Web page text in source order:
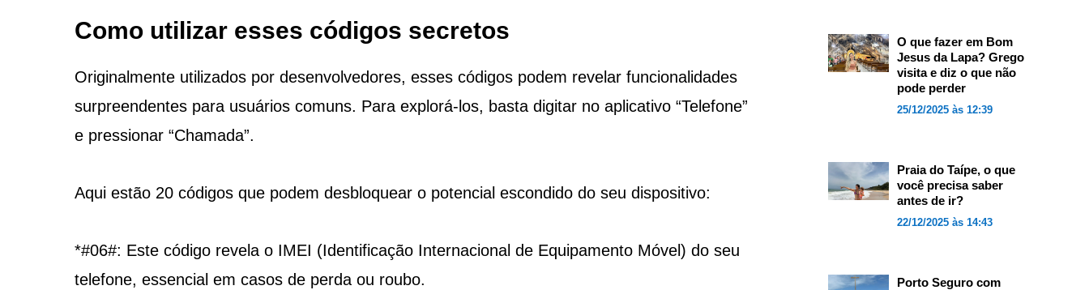
Como utilizar esses códigos secretos
Originalmente utilizados por desenvolvedores, esses códigos podem revelar funcionalidades
surpreendentes para usuários comuns. Para explorá-los, basta digitar no aplicativo “Telefone”
e pressionar “Chamada”.
Aqui estão 20 códigos que podem desbloquear o potencial escondido do seu dispositivo:
*#06#: Este código revela o IMEI (Identificação Internacional de Equipamento Móvel) do seu
telefone, essencial em casos de perda ou roubo.
O que fazer em Bom
Jesus da Lapa? Grego
visita e diz o que não
pode perder
25/12/2025 às 12:39
Praia do Taípe, o que
você precisa saber
antes de ir?
22/12/2025 às 14:43
Porto Seguro com